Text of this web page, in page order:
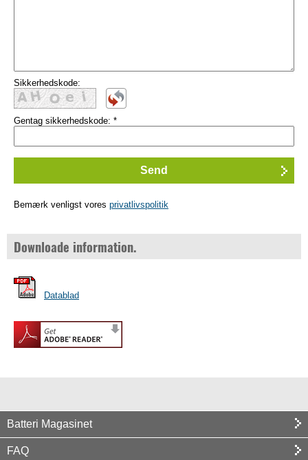
Sikkerhedskode:
Gentag sikkerhedskode: *
Bemærk venligst vores privatlivspolitik
Downloade information.
Datablad
Batteri Magasinet
FAQ